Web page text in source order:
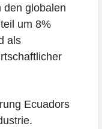
den globalen
um 8%
als
Ecuadors